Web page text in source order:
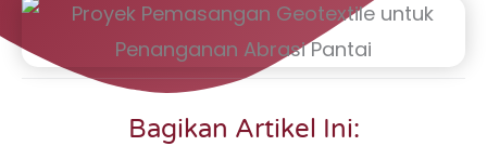
Bagikan Artikel Ini: